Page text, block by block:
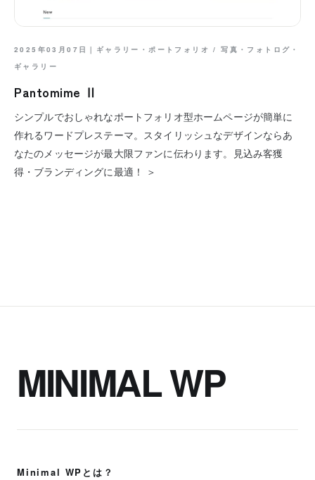
2025年03月07日｜ ギャラリー・ポートフォリオ /写真・フォトログ・
ギャラリー
Pantomime Ⅱ
シンプルでおしゃれなポートフォリオ型ホームページが簡単に
作れるワードプレステーマ。スタイリッシュなデザインならあ
なたのメッセージが最大限ファンに伝わります。見込み客獲
得・ブランディングに最適！ ＞
MINIMAL WP
Minimal WPとは？